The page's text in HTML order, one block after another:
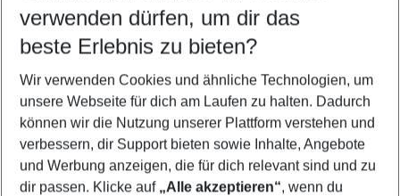
Quicklinks
Familienurlaub Denia
Flug & Hotel Denia
Urlaub Denia
Frübucher Angebote Denia für 2026
verwenden dürfen, um dir das
beste Erlebnis zu bieten?
Wir verwenden Cookies und ähnliche Technologien, um
unsere Webseite für dich am Laufen zu halten. Dadurch
können wir die Nutzung unserer Plattform verstehen und
verbessern, dir Support bieten sowie Inhalte, Angebote
und Werbung anzeigen, die für dich relevant sind und zu
dir passen. Klicke auf „Alle akzeptieren“, wenn du